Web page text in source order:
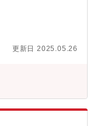
計も担当、確認申
、土地の特性を見な
計業務を進めま
業30H程度/その他に
場上場、居住用管理
物設計に関するスキ
住所を考慮のうえ、
支店規模により1支
評価】■健康経営優良
更新日 2025.05.26